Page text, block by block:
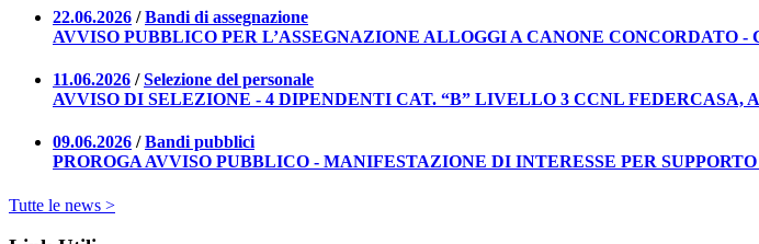
22.06.2026 /Bandi di assegnazione
AVVISO PUBBLICO PER L’ASSEGNAZIONE ALLOGGI A CANONE CONCORDATO -
11.06.2026 /Selezione del personale
AVVISO DI SELEZIONE - 4 DIPENDENTI CAT. “B” LIVELLO 3 CCNL
09.06.2026 /Bandi pubblici
PROROGA AVVISO PUBBLICO - MANIFESTAZIONE DI INTERESSE PER
Tutte le news >